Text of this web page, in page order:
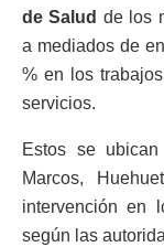
de Salud de los
a mediados de
% en los
servicios.
Estos se
Marcos,
intervención en
según las